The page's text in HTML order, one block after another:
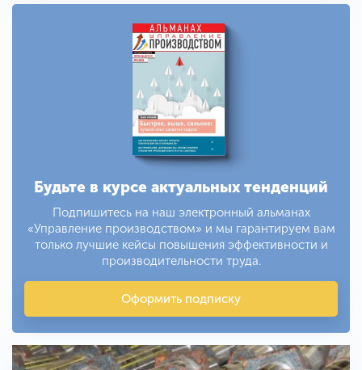
Будьте в курсе актуальных тенденций
Подпишитесь на наш электронный альманах
«Управление производством» и мы гарантируем вам
только лучшие кейсы повышения эффективности и
производительности труда.
Оформить подписку